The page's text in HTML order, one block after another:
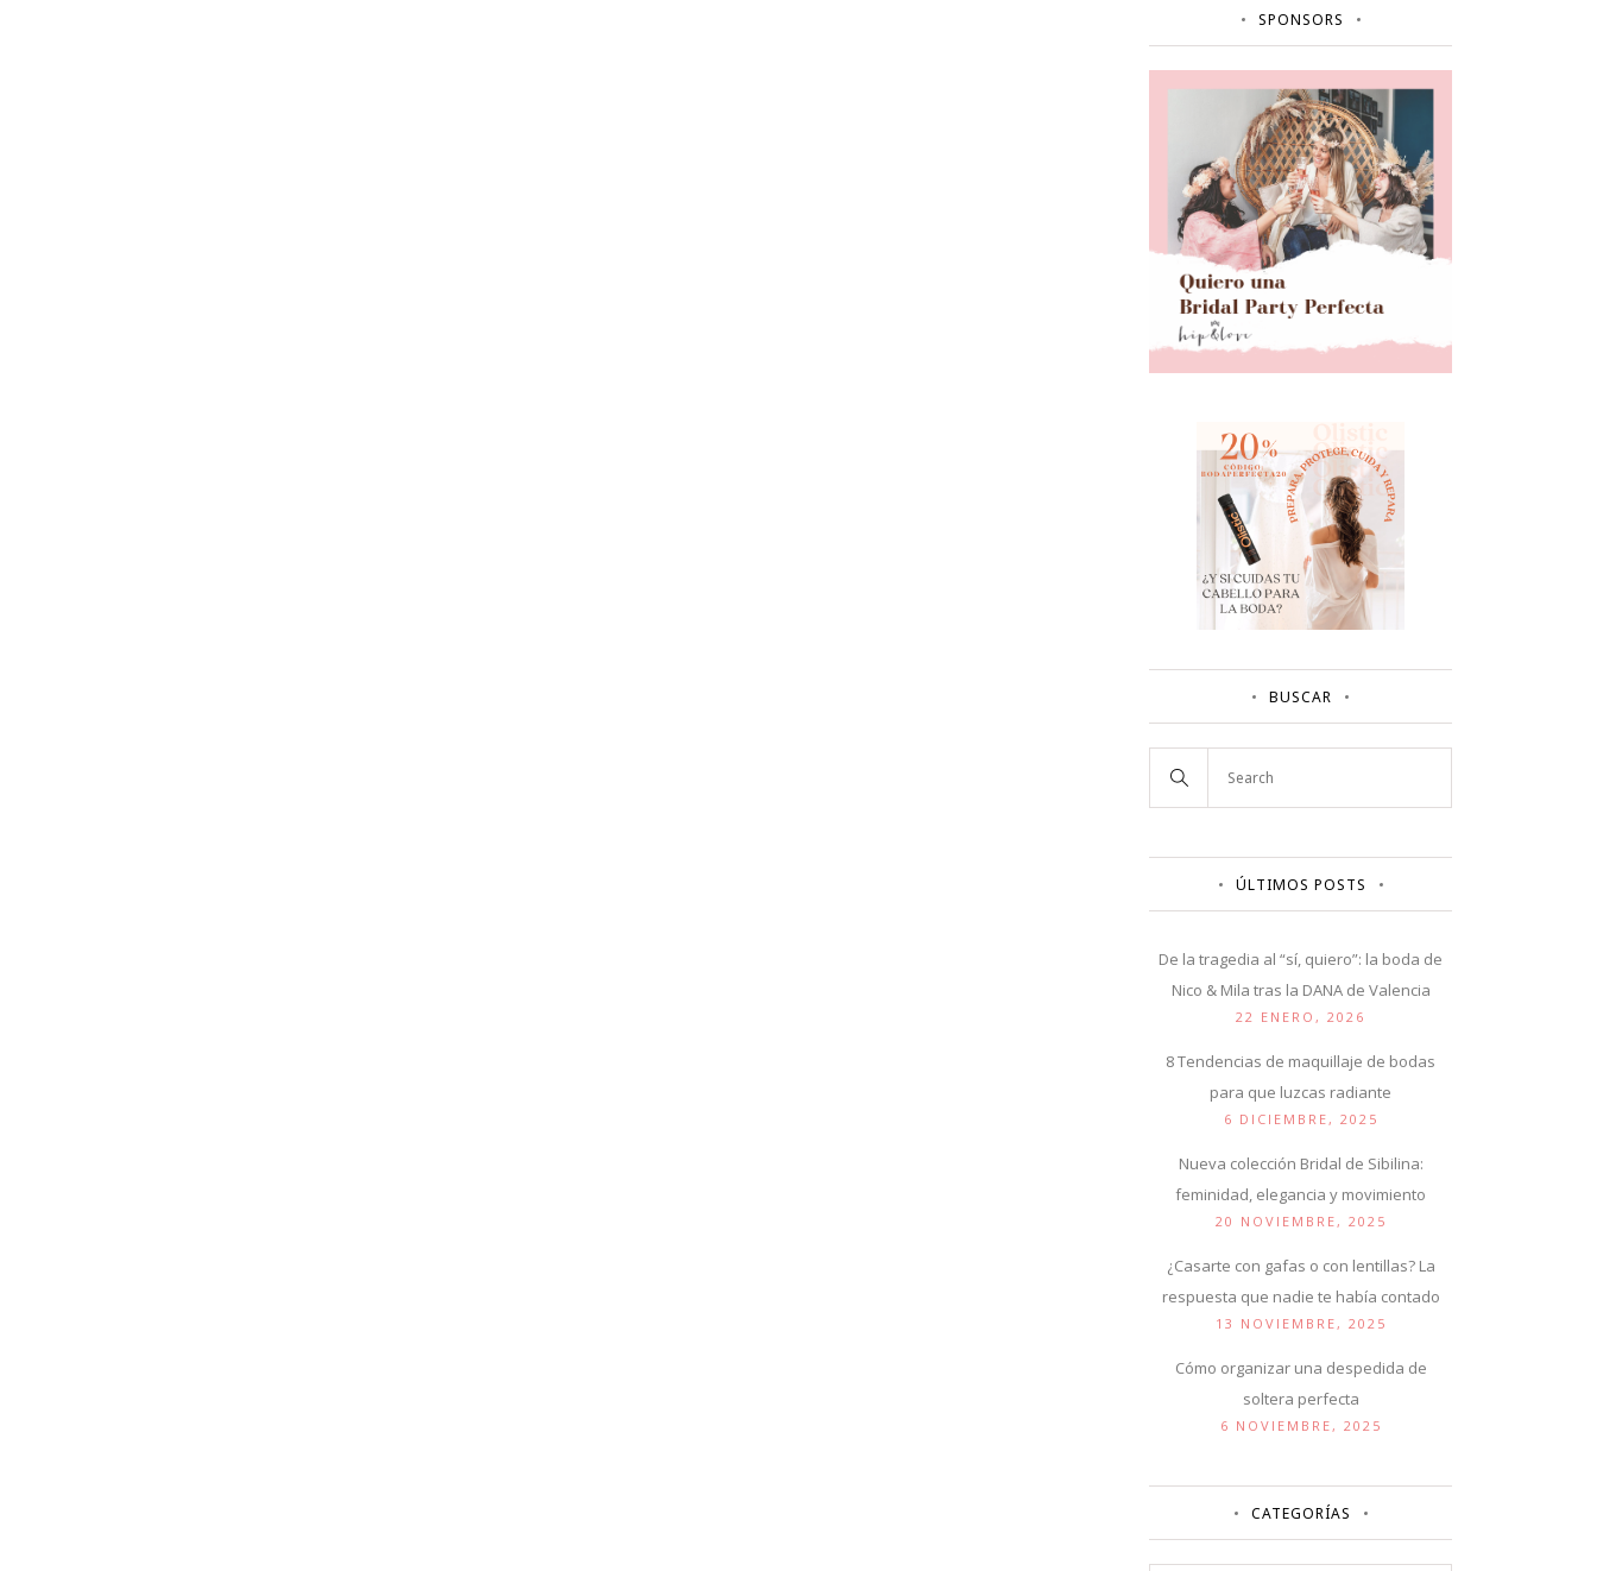
SPONSORS
BUSCAR
ÚLTIMOS POSTS
De la tragedia al “sí, quiero”: la boda de
Nico & Mila tras la DANA de Valencia
22 ENERO, 2026
8 Tendencias de maquillaje de bodas
para que luzcas radiante
6 DICIEMBRE, 2025
Nueva colección Bridal de Sibilina:
feminidad, elegancia y movimiento
20 NOVIEMBRE, 2025
¿Casarte con gafas o con lentillas? La
respuesta que nadie te había contado
13 NOVIEMBRE, 2025
Cómo organizar una despedida de
soltera perfecta
6 NOVIEMBRE, 2025
CATEGORÍAS